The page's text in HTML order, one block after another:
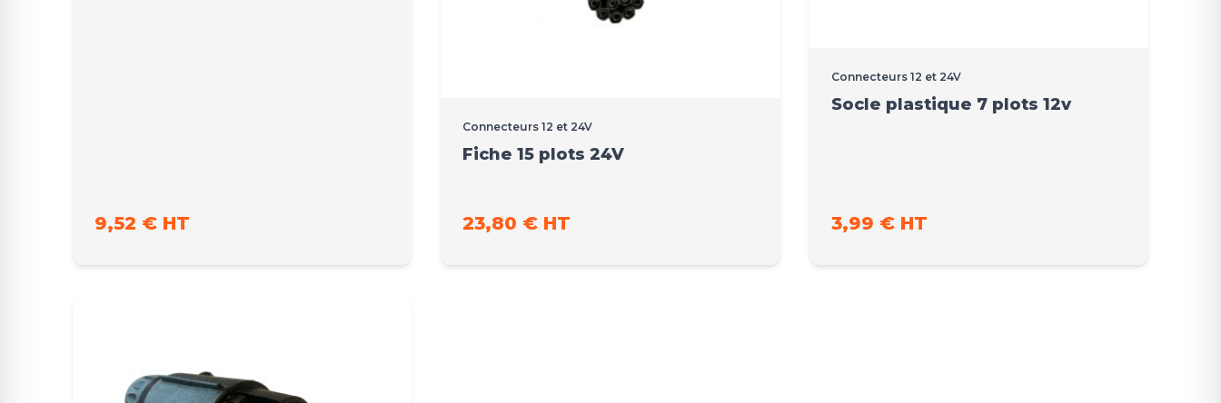
9,52 € HT
Connecteurs 12 et 24V
Fiche 15 plots 24V
23,80 € HT
Connecteurs 12 et 24V
Socle plastique 7 plots 12v
3,99 € HT